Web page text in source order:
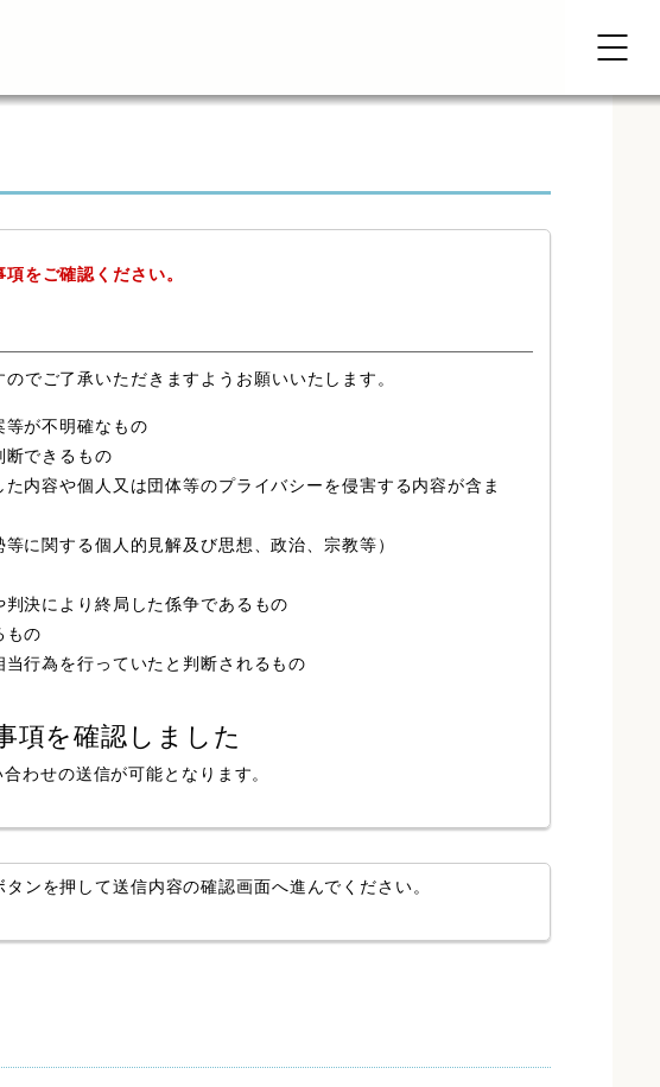
をご確認ください。
でご了承いただきますようお願いいたします。
等が不明確なもの
断できるもの
内容や個人又は団体等のプライバシーを侵害する内容が含ま
に関する個人的見解及び思想、政治、宗教等）
決により終局した係争であるもの
もの
行為を行っていたと判断されるもの
項を確認しました
わせの送信が可能となります。
ンを押して送信内容の確認画面へ進んでください。